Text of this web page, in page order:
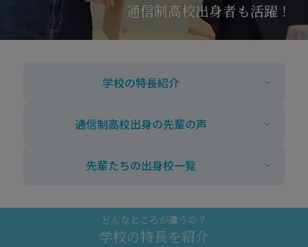
通信制高校出身者も活躍！
学校の特長紹介
通信制高校出身の先輩の声
先輩たちの出身校一覧
どんなところが違うの？
学校の特長を紹介